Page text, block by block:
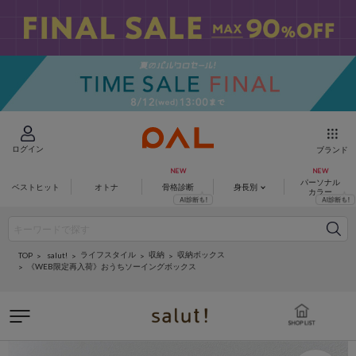
ログイン ブランド
ベストヒット オトナ 骨格診断 身長別
パーソナル
カラー
TOP salut! ライフスタイル 収納
収納ボックス
《WEB限定再入荷》おうちソーイングボックス